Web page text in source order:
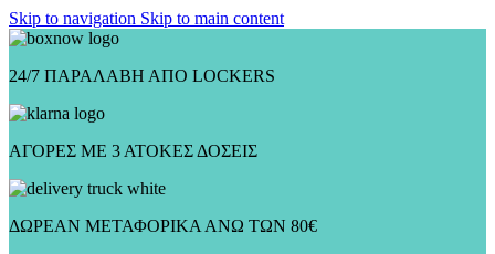
Skip to navigation Skip to main content
24/7 ΠΑΡΑΛΑΒΗ ΑΠΟ LOCKERS
ΑΓΟΡΕΣ ΜΕ 3 ΑΤΟΚΕΣ ΔΟΣΕΙΣ
ΔΩΡΕΑΝ ΜΕΤΑΦΟΡΙΚΑ ΑΝΩ ΤΩΝ 80€